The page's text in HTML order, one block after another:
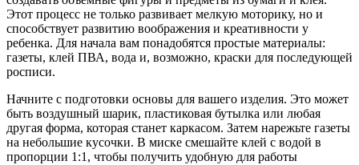
Этот процесс не только развивает мелкую моторику, но и
способствует развитию воображения и креативности у
ребенка. Для начала вам понадобятся простые материалы:
газеты, клей ПВА, вода и, возможно, краски для последующей
росписи.
Начните с подготовки основы для вашего изделия. Это может
быть воздушный шарик, пластиковая бутылка или любая
другая форма, которая станет каркасом. Затем нарежьте газеты
на небольшие кусочки. В миске смешайте клей с водой в
пропорции 1:1, чтобы получить удобную для работы